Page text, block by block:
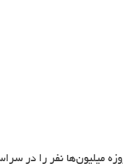
میلیون‌ها نفر را در